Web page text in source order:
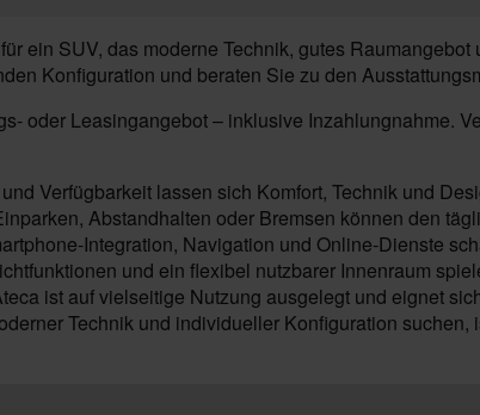
ein SUV, das moderne Technik, gutes
Konfiguration und beraten Sie zu den
oder Leasingangebot – inklusive Inzahlungnahme.
Verfügbarkeit lassen sich Komfort, Technik und
Abstandhalten oder Bremsen können den
Integration, Navigation und Online-Dienste
und ein flexibel nutzbarer Innenraum
ist auf vielseitige Nutzung ausgelegt und eignet
Technik und individueller Konfiguration